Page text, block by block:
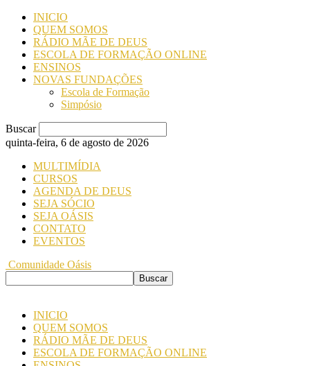
INICIO
QUEM SOMOS
RÁDIO MÃE DE DEUS
ESCOLA DE FORMAÇÃO ONLINE
ENSINOS
NOVAS FUNDAÇÕES
Escola de Formação
Simpósio
Buscar
quinta-feira, 6 de agosto de 2026
MULTIMÍDIA
CURSOS
AGENDA DE DEUS
SEJA SÓCIO
SEJA OÁSIS
CONTATO
EVENTOS
Comunidade Oásis
INICIO
QUEM SOMOS
RÁDIO MÃE DE DEUS
ESCOLA DE FORMAÇÃO ONLINE